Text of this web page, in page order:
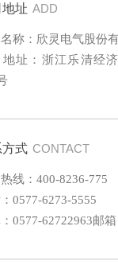
址 ADD
称：欣灵电气股份
地址：浙江乐清经
式 CONTACT
线：400-8236-775
0577-6273-5555
0577-62722963邮